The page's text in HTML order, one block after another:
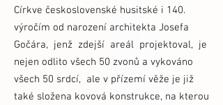
Církve československé husitské i 140.
výročím od narození architekta Josefa
Gočára, jenž zdejší areál projektoval, je
nejen odlito všech 50 zvonů a vykováno
všech 50 srdcí, ale v přízemí věže je již
také složena kovová konstrukce, na kterou